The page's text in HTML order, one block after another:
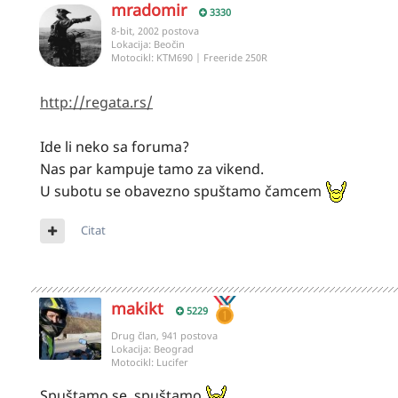
mradomir 3330
8-bit, 2002 postova
Lokacija: Beočin
Motocikl: KTM690 | Freeride 250R
http://regata.rs/
Ide li neko sa foruma?
Nas par kampuje tamo za vikend.
U subotu se obavezno spuštamo čamcem
Citat
makikt 5229
Drug član, 941 postova
Lokacija: Beograd
Motocikl: Lucifer